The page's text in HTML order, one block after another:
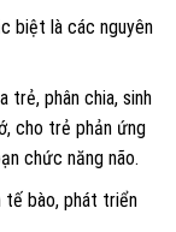
biệt là các nguyên
phân chia, sinh
cho trẻ phản ứng
chức năng não.
tế bào, phát triển